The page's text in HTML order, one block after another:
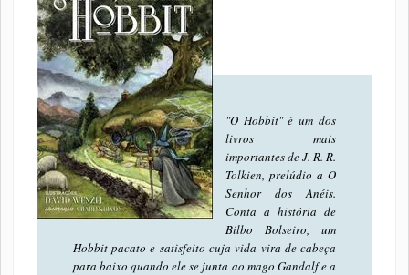
"O Hobbit" é um dos
livros mais
importantes de J. R. R.
Tolkien, prelúdio a O
Senhor dos Anéis.
Conta a história de
Bilbo Bolseiro, um
Hobbit pacato e satisfeito cuja vida vira de cabeça
para baixo quando ele se junta ao mago Gandalf e a